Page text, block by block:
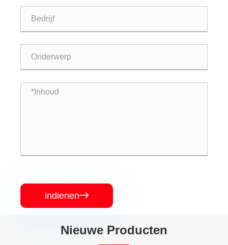
indienen
Nieuwe Producten